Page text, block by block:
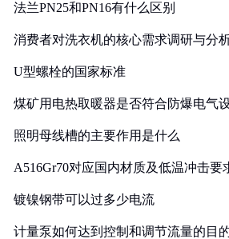
法兰PN25和PN16有什么区别
消费者对洗衣机的核心需求调研与分
U型螺栓的国家标准
煤矿用电热取暖器是否符合防爆电气
照明母线槽的主要作用是什么
A516Gr70对应国内材质及低温冲击要
镀镍钢带可以过多少电流
计量泵如何达到控制和调节流量的目